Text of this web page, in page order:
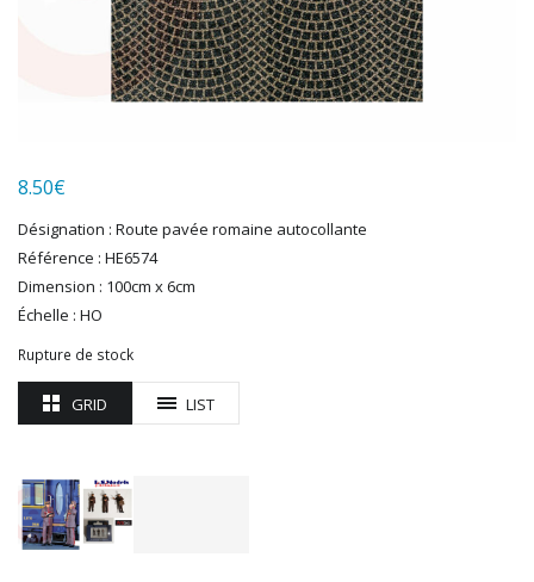
HUMBROL
KOLIBRI
MAKETTE
MARLKIN
MKD
NOREV
NOVATEUR MODELES
PIKO
PN SUD MODELISME
PRINCE AUGUST
R37
REDUTEX
8.50€
Désignation : Route pavée romaine autocollante
Référence : HE6574
Dimension : 100cm x 6cm
Échelle : HO
Rupture de stock
GRID LIST